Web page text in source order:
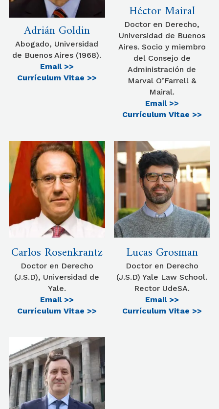
Adrián Goldin
Abogado, Universidad
de Buenos Aires (1968).
Email >>
Currículum Vitae >>
Héctor Mairal
Doctor en Derecho,
Universidad de Buenos
Aires. Socio y miembro
del Consejo de
Administración de
Marval O’Farrell &
Mairal.
Email >>
Currículum Vitae >>
Carlos Rosenkrantz
Doctor en Derecho
(J.S.D), Universidad de
Yale.
Email >>
Currículum Vitae >>
Lucas Grosman
Doctor en Derecho
(J.S.D) Yale Law School.
Rector UdeSA.
Email >>
Currículum Vitae >>